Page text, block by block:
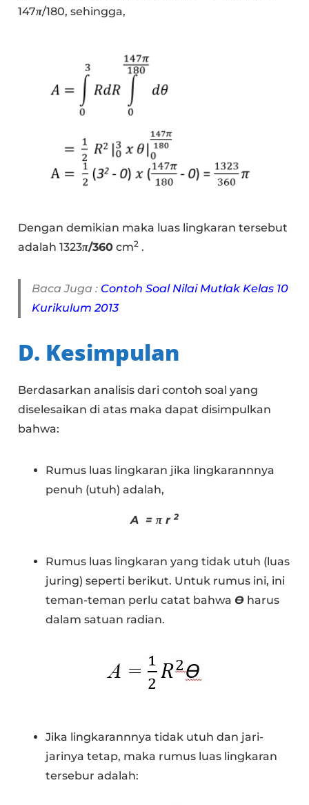
147π/180, sehingga,
Dengan demikian maka luas lingkaran tersebut
adalah 1323π/360 cm2 .
Baca Juga : Contoh Soal Nilai Mutlak Kelas 10
Kurikulum 2013
D. Kesimpulan
Berdasarkan analisis dari contoh soal yang
diselesaikan di atas maka dapat disimpulkan
bahwa:
Rumus luas lingkaran jika lingkarannnya
penuh (utuh) adalah,
A = π r2
Rumus luas lingkaran yang tidak utuh (luas
juring) seperti berikut. Untuk rumus ini, ini
teman-teman perlu catat bahwa Ɵ harus
dalam satuan radian.
Jika lingkarannnya tidak utuh dan jari-
jarinya tetap, maka rumus luas lingkaran
tersebur adalah: